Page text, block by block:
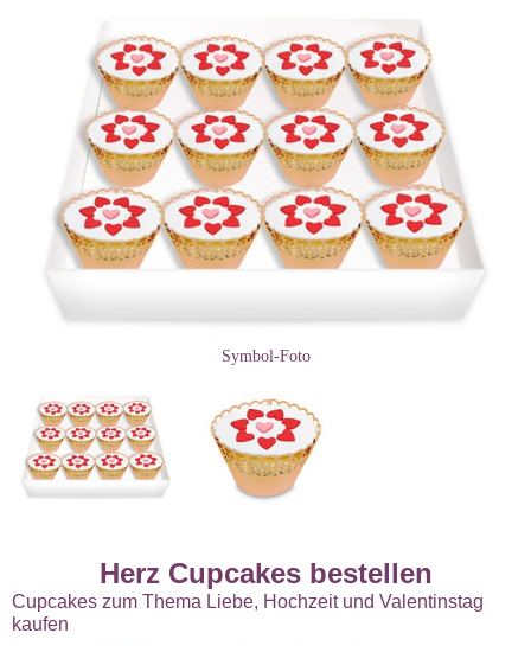
Symbol-Foto
Herz Cupcakes bestellen
Cupcakes zum Thema Liebe, Hochzeit und Valentinstag
kaufen